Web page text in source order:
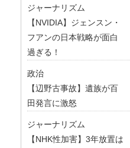
ジャーナリズム
【NVIDIA】ジェンスン・
フアンの日本戦略が面白
過ぎる！
政治
【辺野古事故】遺族が百
田発言に激怒
ジャーナリズム
【NHK性加害】3年放置は